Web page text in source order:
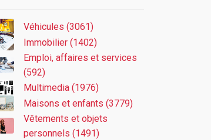
Véhicules (3061)
Immobilier (1402)
Emploi, affaires et services
(592)
Multimedia (1976)
Maisons et enfants (3779)
Vêtements et objets
personnels (1491)